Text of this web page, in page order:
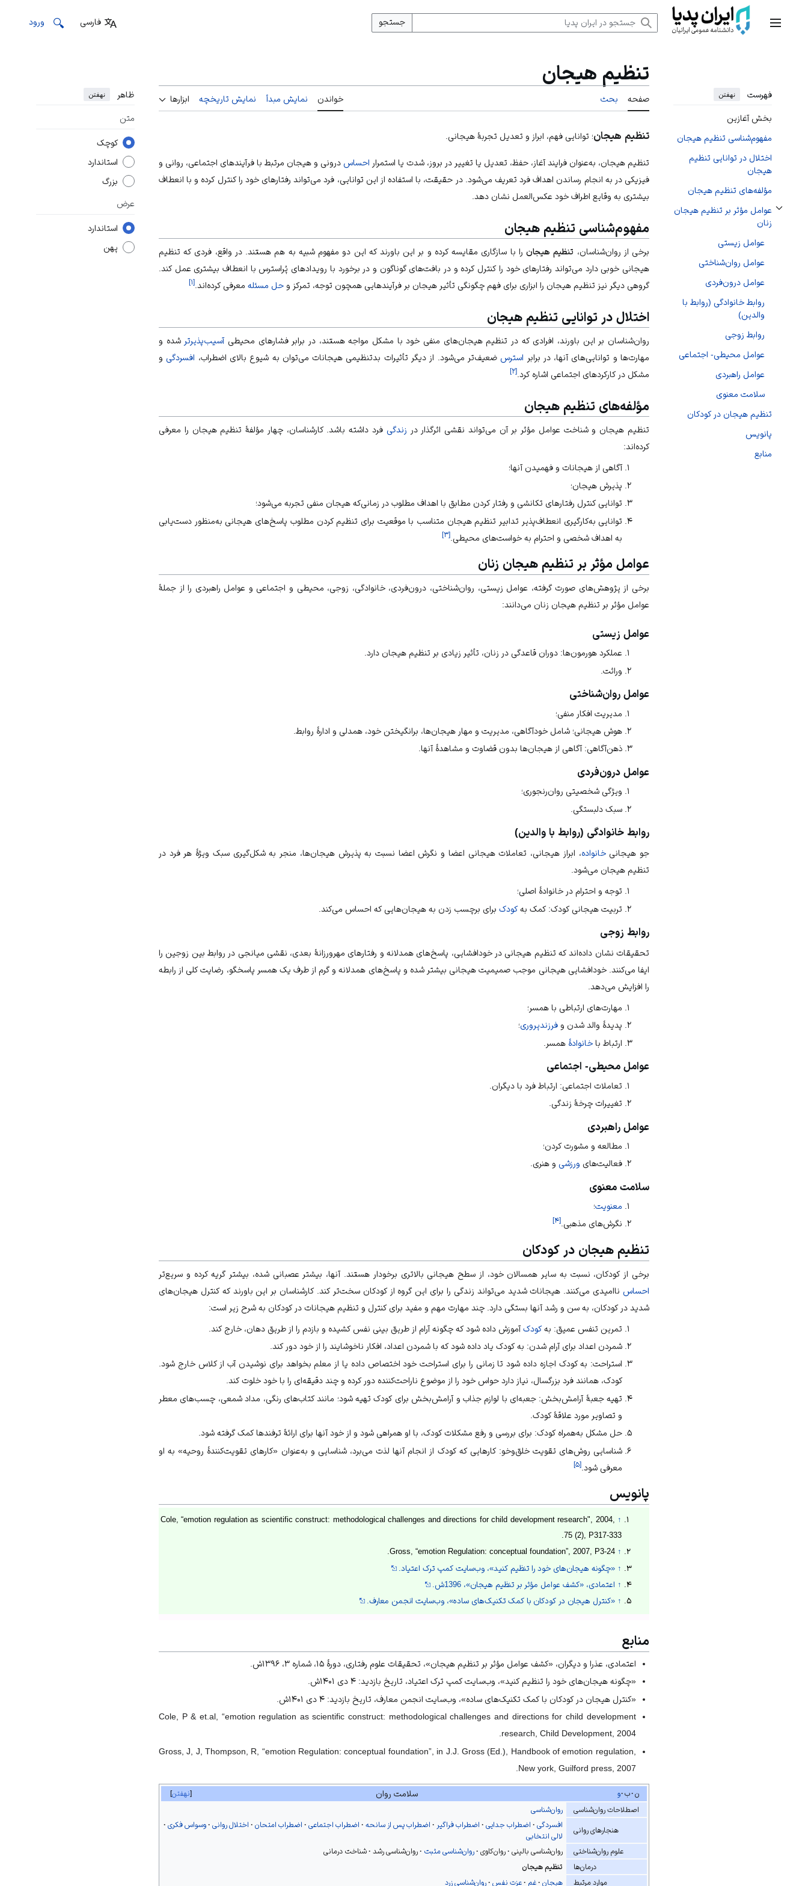
منوی اصلی
جستجو فارسی ورود
فهرست نهفتن
بخش آغازین
مفهوم‌شناسی تنظیم هیجان
اختلال در توانایی تنظیم
هیجان
مؤلفه‌های تنظیم هیجان
عوامل مؤثر بر تنظیم هیجان
زنان
تغییر وضعیت زیربخش‌های عوامل مؤثر بر تنظیم هیجان زنان
عوامل زیستی
عوامل روان‌شناختی
عوامل درون‌فردی
روابط خانوادگی (روابط با
والدین)
روابط زوجی
عوامل محیطی- اجتماعی
عوامل راهبردی
سلامت معنوی
تنظیم هیجان در کودکان
پانویس
منابع
تنظیم هیجان
صفحه بحث خواندن نمایش مبدأ نمایش تاریخچه ابزارها ظاهر نهفتن
متن
کوچک
استاندارد
بزرگ
عرض
استاندارد
پهن
تنظیم هیجان؛ توانایی فهم، ابراز و تعدیل تجربهٔ هیجانی.
تنظیم هیجان، به‌عنوان فرایند آغاز، حفظ، تعدیل یا تغییر در بروز، شدت یا استمرار احساس درونی و هیجان مرتبط با فرآیندهای اجتماعی، روانی و
فیزیکی در به انجام رساندن اهداف فرد تعریف می‌شود. در حقیقت، با استفاده از این توانایی، فرد می‌تواند رفتارهای خود را کنترل کرده و با انعطاف
بیشتری به وقایع اطراف خود عکس‌العمل نشان دهد.
مفهوم‌شناسی تنظیم هیجان
برخی از روان‌شناسان، تنظیم هیجانرا با سازگاری مقایسه کرده و بر این باورند که این دو مفهوم شبیه به هم هستند. در واقع، فردی که تنظیم
هیجانی خوبی دارد می‌تواند رفتارهای خود را کنترل کرده و در بافت‌های گوناگون و در برخورد با رویدادهای پُراسترس با انعطاف بیشتری عمل کند.
گروهی دیگر نیز تنظیم هیجان را ابزاری برای فهم چگونگی تأثیر هیجان بر فرآیندهایی همچون توجه، تمرکز و حل مسئله معرفی کرده‌اند.[۱]
اختلال در توانایی تنظیم هیجان
روان‌شناسان بر این باورند، افرادی که در تنظیم هیجان‌های منفی خود با مشکل مواجه هستند، در برابر فشارهای محیطیآسیب‌پذیرتر شده و
مهارت‌ها و توانایی‌های آنها، در برابر استرسضعیف‌تر می‌شود. از دیگر تأثیرات بدتنظیمی هیجانات می‌توان به شیوع بالای اضطراب، افسردگیو
مشکل در کارکردهای اجتماعی اشاره کرد.[۲]
مؤلفه‌های تنظیم هیجان
تنظیم هیجان و شناخت عوامل مؤثر بر آن می‌تواند نقشی اثرگذار در زندگی فرد داشته باشد. کارشناسان، چهار مؤلفهٔ تنظیم هیجان را معرفی
کرده‌اند:
آگاهی از هیجانات و فهمیدن آنها؛
پذیرش هیجان؛
توانایی کنترل رفتارهای تکانشی و رفتار کردن مطابق با اهداف مطلوب در زمانی‌که هیجان منفی تجربه می‌شود؛
توانایی به‌کارگیری انعطاف‌پذیر تدابیر تنظیم هیجان متناسب با موقعیت برای تنظیم کردن مطلوب پاسخ‌های هیجانی به‌منظور دست‌یابی
به اهداف شخصی و احترام به خواست‌های محیطی. [۳]
عوامل مؤثر بر تنظیم هیجان زنان
برخی از پژوهش‌های صورت گرفته، عوامل زیستی، روان‌شناختی، درون‌فردی، خانوادگی، زوجی، محیطی و اجتماعی و عوامل راهبردی را از جملهٔ
عوامل مؤثر بر تنظیم هیجان زنان می‌دانند:
عوامل زیستی
عملکرد هورمون‌ها: دوران قاعدگی در زنان، تأثیر زیادی بر تنظیم هیجان دارد.
وراثت.
عوامل روان‌شناختی
مدیریت افکار منفی؛
هوش هیجانی؛ شامل خودآگاهی، مدیریت و مهار هیجان‌ها، برانگیختن خود، همدلی و ادارهٔ روابط.
ذهن‌آگاهی: آگاهی از هیجان‌ها بدون قضاوت و مشاهدهٔ آنها.
عوامل درون‌فردی
ویژگی شخصیتی روان‌رنجوری؛
سبک دلبستگی.
روابط خانوادگی (روابط با والدین)
جو هیجانیخانواده، ابراز هیجانی، تعاملات هیجانی اعضا و نگرش اعضا نسبت به پذیرش هیجان‌ها، منجر به شکل‌گیری سبک ویژهٔ هر فرد در
تنظیم هیجان می‌شود.
توجه و احترام در خانوادهٔ اصلی؛
تربیت هیجانی کودک: کمک بهکودکبرای برچسب زدن به هیجان‌هایی که احساس می‌کند.
روابط زوجی
تحقیقات نشان داده‌اند که تنظیم هیجانی در خودافشایی، پاسخ‌های همدلانه و رفتارهای مهرورزانهٔ بعدی، نقشی میانجی در روابط بین زوجین را
ایفا می‌کنند. خودافشایی هیجانی موجب صمیمیت هیجانی بیشتر شده و پاسخ‌های همدلانه و گرم از طرف یک همسر پاسخگو، رضایت کلی از رابطه
را افزایش می‌دهد.
مهارت‌های ارتباطی با همسر؛
پدیدهٔ والد شدن و فرزندپروری؛
ارتباط با خانوادهٔ همسر.
عوامل محیطی- اجتماعی
تعاملات اجتماعی: ارتباط فرد با دیگران.
تغییرات چرخهٔ زندگی.
عوامل راهبردی
مطالعه و مشورت کردن؛
فعالیت‌های ورزشی و هنری.
سلامت معنوی
معنویت؛
نگرش‌های مذهبی.[۴]
تنظیم هیجان در کودکان
برخی از کودکان، نسبت به سایر همسالان خود، از سطح هیجانی بالاتری برخودار هستند. آنها، بیشتر عصبانی شده، بیشتر گریه کرده و سریع‌تر
احساس ناامیدی می‌کنند. هیجانات شدید می‌تواند زندگی را برای این گروه از کودکان سخت‌تر کند. کارشناسان بر این باورند که کنترل هیجان‌های
شدید در کودکان، به سن و رشد آنها بستگی دارد. چند مهارت مهم و مفید برای کنترل و تنظیم هیجانات در کودکان به شرح زیر است:
تمرین تنفس عمیق: بهکودکآموزش داده شود که چگونه آرام از طریق بینی نفس کشیده و بازدم را از طریق دهان، خارج کند.
شمردن اعداد برای آرام شدن: به کودک یاد داده شود که با شمردن اعداد، افکار ناخوشایند را از خود دور کند.
استراحت: به کودک اجازه داده شود تا زمانی را برای استراحت خود اختصاص داده یا از معلم بخواهد برای نوشیدن آب از کلاس خارج شود.
کودک، همانند فرد بزرگسال، نیاز دارد حواس خود را از موضوع ناراحت‌کننده دور کرده و چند دقیقه‌ای را با خود خلوت کند.
تهیه جعبهٔ آرامش‌بخش: جعبه‌ای با لوازم جذاب و آرامش‌بخش برای کودک تهیه شود؛ مانند کتاب‌های رنگی، مداد شمعی، چسب‌های معطر
و تصاویر مورد علاقهٔ کودک.
حل مشکل به‌همراه کودک: برای بررسی و رفع مشکلات کودک، با او همراهی شود و از خود آنها برای ارائهٔ ترفندها کمک گرفته شود.
شناسایی روش‌های تقویت خلق‌وخو: کارهایی که کودک از انجام آنها لذت می‌برد، شناسایی و به‌عنوان «کارهای تقویت‌کنندهٔ روحیه» به او
معرفی شود. [۵]
پانویس
↑
Cole, “emotion regulation as scientific construct: methodological challenges and directions for child development research", 2004,
75 (2), P317-333.
↑
Gross, “emotion Regulation: conceptual foundation”, 2007, P3-24.
↑ «چگونه هیجان‌های خود را تنظیم کنید»، وب‌سایت کمپ ترک اعتیاد.
↑ اعتمادی، «کشف عوامل مؤثر بر تنظیم هیجان»، 1396ش.
↑ «کنترل هیجان در کودکان با کمک تکنیک‌های ساده»، وب‌سایت انجمن معارف.
منابع
اعتمادی، عذرا و دیگران، «کشف عوامل مؤثر بر تنظیم هیجان»، تحقیقات علوم رفتاری، دورهٔ ۱۵، شماره ۳، ۱۳۹۶ش.
«چگونه هیجان‌های خود را تنظیم کنید»، وب‌سایت کمپ ترک اعتیاد، تاریخ بازدید: ۴ دی ۱۴۰۱ش.
«کنترل هیجان در کودکان با کمک تکنیک‌های ساده»، وب‌سایت انجمن معارف، تاریخ بازدید: ۴ دی ۱۴۰۱ش.
Cole, P & et.al, “emotion regulation as scientific construct: methodological challenges and directions for child development
research, Child Development, 2004.
Gross, J, J, Thompson, R, “emotion Regulation: conceptual foundation”, in J.J. Gross (Ed.), Handbook of emotion regulation,
New york, Guilford press, 2007.
نهفتن ن ب و سلامت روان
اصطلاحات روان‌شناسی روان‌شناسی
هنجارهای روانی
افسردگی اضطراب جدایی اضطراب فراگیر اضطراب پس از سانحه اضطراب اجتماعی اضطراب امتحان اختلال روانی
وسواس فکری
لالی انتخابی
علوم روان‌شناختی
روان‌شناسی بالینی روان‌کاوی روان‌شناسی مثبت روان‌شناسی رشد
شناخت درمانی
درمان‌ها
تنظیم هیجان
موارد مرتبط
هیجان غم عزت نفس
روان‌شناسی زرد